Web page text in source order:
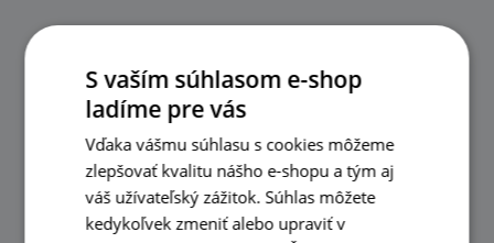
S vaším súhlasom e-shop
ladíme pre vás
Vďaka vášmu súhlasu s cookies môžeme
zlepšovať kvalitu nášho e-shopu a tým aj
váš užívateľský zážitok. Súhlas môžete
kedykoľvek zmeniť alebo upraviť v